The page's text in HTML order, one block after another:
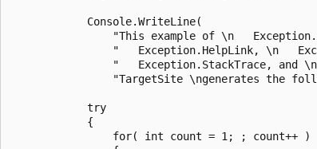
            Console.WriteLine(
"This example of \n
"   Exception.HelpLink, \n
"   Exception.StackTrace, and
"TargetSite \ngenerates the
            try
            {
                for( int count = 1; ; count++ )